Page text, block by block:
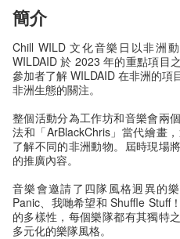
簡介
Chill WILD 文化音樂日以非洲
WILDAID 於 2023 年的重點項目
參加者了解 WILDAID 在非洲的
非洲生態的關注。
整個活動分為工作坊和音樂會兩
法和「ArBlackChris」當代繪畫
了解不同的非洲動物。屆時現場
的推廣內容。
音樂會邀請了四隊風格迥異的
Panic、我哋希望和 Shuffle Stuff
的多樣性，每個樂隊都有其獨特
多元化的樂隊風格。